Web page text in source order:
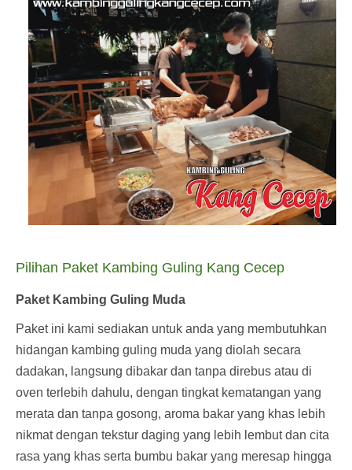
Pilihan Paket Kambing Guling Kang Cecep
Paket Kambing Guling Muda
Paket ini kami sediakan untuk anda yang membutuhkan
hidangan kambing guling muda yang diolah secara
dadakan, langsung dibakar dan tanpa direbus atau di
oven terlebih dahulu, dengan tingkat kematangan yang
merata dan tanpa gosong, aroma bakar yang khas lebih
nikmat dengan tekstur daging yang lebih lembut dan cita
rasa yang khas serta bumbu bakar yang meresap hingga